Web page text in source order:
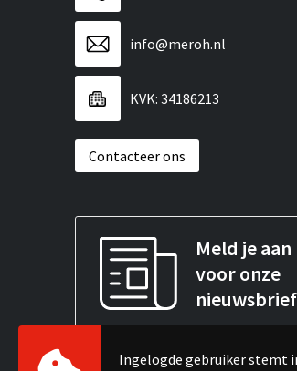
info@meroh.nl
KVK: 34186213
Contacteer ons
Meld je aan
voor onze
nieuwsbrief
Ingelogde gebruiker stemt